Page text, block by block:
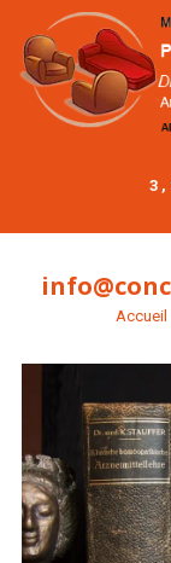
3 ,
Accueil